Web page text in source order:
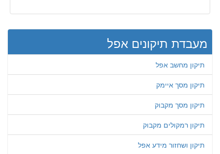
מעבדת תיקונים אפל
תיקון מחשב אפל
תיקון מסך איימק
תיקון מסך מקבוק
תיקון רמקולים מקבוק
תיקון ושחזור מידע אפל